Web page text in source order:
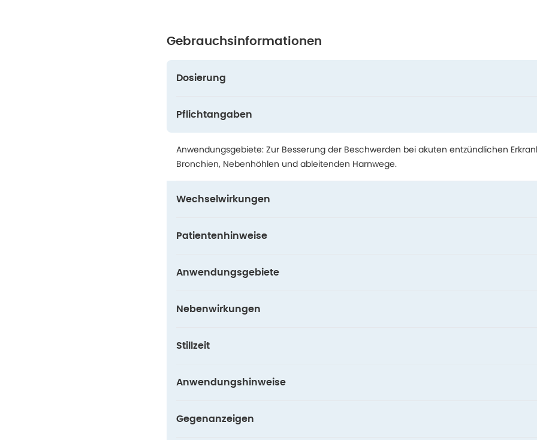
Gebrauchsinformationen
Dosierung
Pflichtangaben
Anwendungsgebiete: Zur Besserung der Beschwerden bei akuten entzündlichen
Bronchien, Nebenhöhlen und ableitenden Harnwege.
Wechselwirkungen
Patientenhinweise
Anwendungsgebiete
Nebenwirkungen
Stillzeit
Anwendungshinweise
Gegenanzeigen